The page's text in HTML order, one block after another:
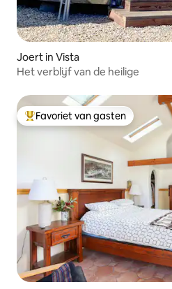
Joert in Vista
Het verblijf van de heilige
Topfavoriet van gasten
Favoriet van gasten